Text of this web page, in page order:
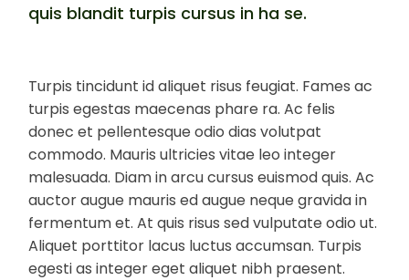
quis blandit turpis cursus in ha se.
Turpis tincidunt id aliquet risus feugiat. Fames ac
turpis egestas maecenas phare ra. Ac felis
donec et pellentesque odio dias volutpat
commodo. Mauris ultricies vitae leo integer
malesuada. Diam in arcu cursus euismod quis. Ac
auctor augue mauris ed augue neque gravida in
fermentum et. At quis risus sed vulputate odio ut.
Aliquet porttitor lacus luctus accumsan. Turpis
egesti as integer eget aliquet nibh praesent.